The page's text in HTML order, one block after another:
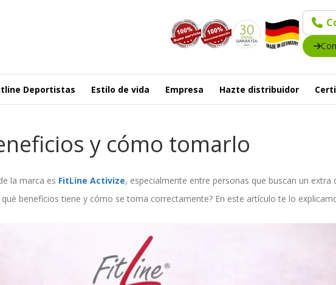
Deportistas Estilo de vida Empresa Hazte distribuidor
y cómo tomarlo
la marca es FitLine Activize, especialmente entre personas que buscan un extra
qué beneficios tiene y cómo se toma correctamente? En este artículo te lo